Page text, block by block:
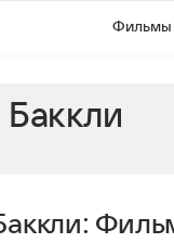
Фильмы